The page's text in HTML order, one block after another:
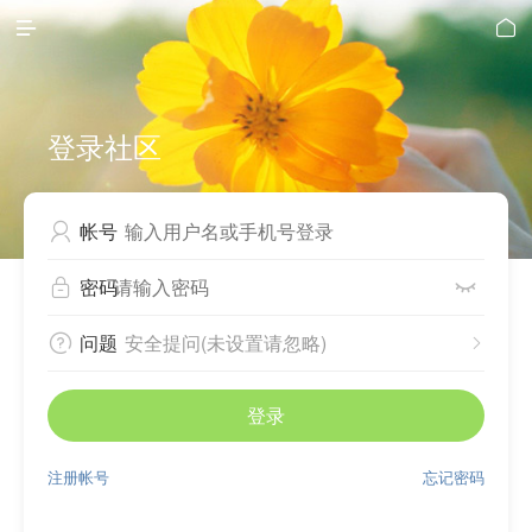
 
登录社区
 帐号
 密码 
 问题 
安全提问(未设置请忽略)
登录
忘记密码
注册帐号